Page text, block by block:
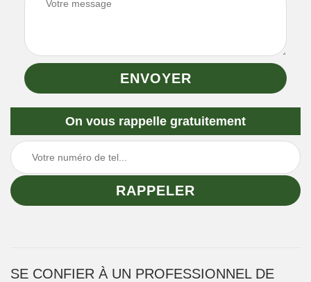
On vous rappelle gratuitement
SE CONFIER À UN PROFESSIONNEL DE